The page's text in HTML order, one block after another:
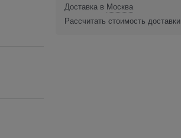
Доставка в Москва
Рассчитать стоимость доставки